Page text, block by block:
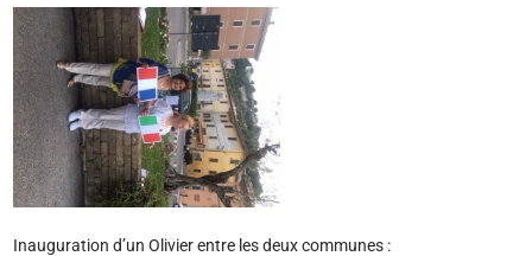
Inauguration d’un Olivier entre les deux communes :